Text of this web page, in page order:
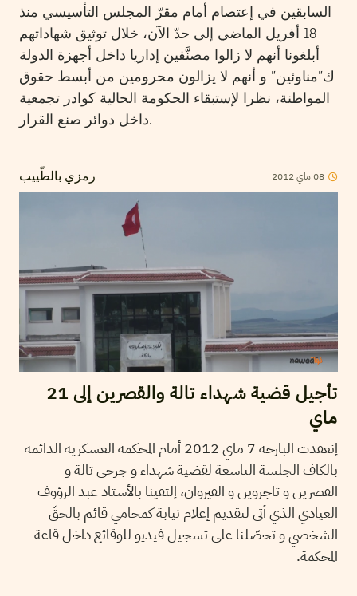
السابقين في إعتصام أمام مقرّ المجلس التأسيسي منذ
18 أفريل الماضي إلى حدّ الآن، خلال توثيق شهاداتهم
أبلغونا أنهم لا زالوا مصنَّفين إداريا داخل أجهزة الدولة
ك”مناوئين” و أنهم لا يزالون محرومين من أبسط حقوق
المواطنة، نظرا لإستبقاء الحكومة الحالية كوادر تجمعية
داخل دوائر صنع القرار.
رمزي بالطّييب 08ماي2012
تأجيل قضية شهداء تالة والقصرين إلى 21
ماي
إنعقدت البارحة 7 ماي 2012 أمام المحكمة العسكرية الدائمة
بالكاف الجلسة التاسعة لقضية شهداء و جرحى تالة و
القصرين و تاجروين و القيروان، إلتقينا بالأستاذ عبد الرؤوف
العيادي الذي أتى لتقديم إعلام نيابة كمحامي قائم بالحقّ
الشخصي و تحصّلنا على تسجيل فيديو للوقائع داخل قاعة
المحكمة.